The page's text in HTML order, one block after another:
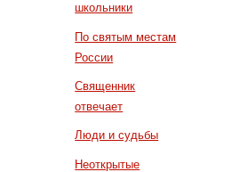
школьники
По святым местам
России
Священник
отвечает
Люди и судьбы
Неоткрытые